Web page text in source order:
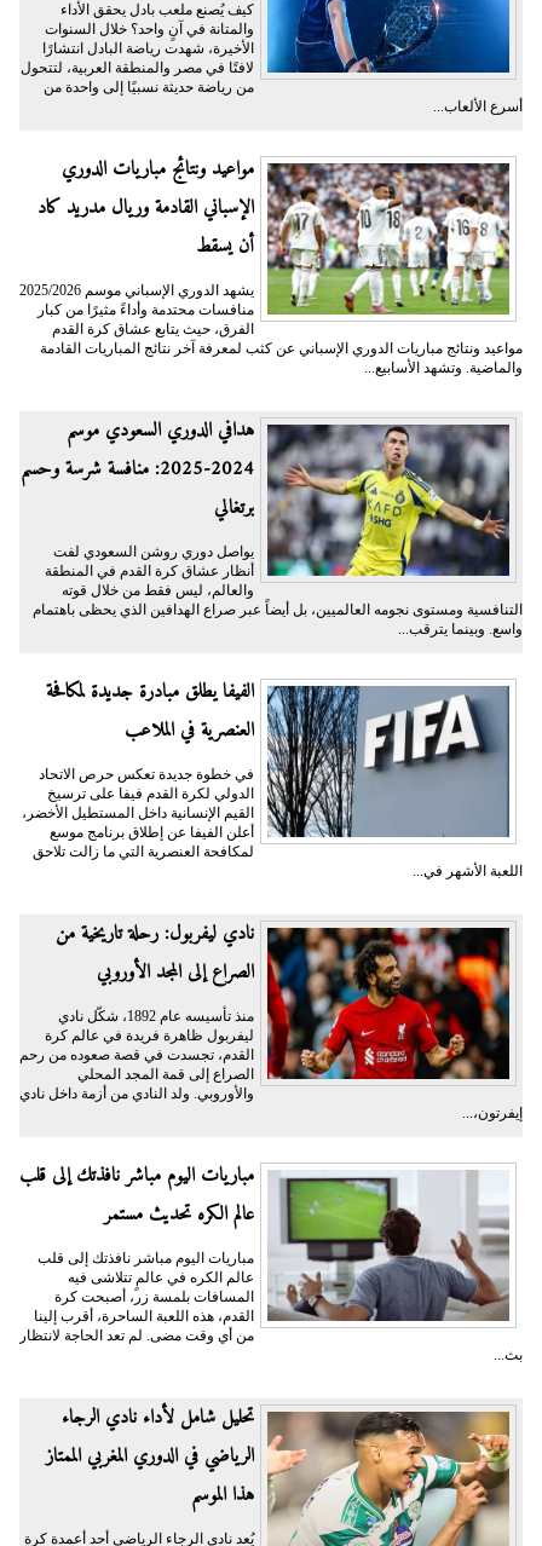
كيف يُصنع ملعب بادل يحقق الأداء
والمتانة في آنٍ واحد؟ خلال السنوات
الأخيرة، شهدت رياضة البادل انتشارًا
لافتًا في مصر والمنطقة العربية، لتتحول
من رياضة حديثة نسبيًا إلى واحدة من
أسرع الألعاب...
مواعيد ونتائج مباريات الدوري
الإسباني القادمة وريال مدريد كاد
أن يسقط
يشهد الدوري الإسباني موسم 2025/2026
منافسات محتدمة وأداءً مثيرًا من كبار
الفرق، حيث يتابع عشاق كرة القدم
مواعيد ونتائج مباريات الدوري الإسباني عن كثب لمعرفة آخر نتائج المباريات القادمة
والماضية. وتشهد الأسابيع...
هدافي الدوري السعودي موسم
2024-2025: منافسة شرسة وحسم
برتغالي
يواصل دوري روشن السعودي لفت
أنظار عشاق كرة القدم في المنطقة
والعالم، ليس فقط من خلال قوته
التنافسية ومستوى نجومه العالميين، بل أيضاً عبر صراع الهدافين الذي يحظى باهتمام
واسع. وبينما يترقب...
الفيفا يطلق مبادرة جديدة لمكافحة
العنصرية في الملاعب
في خطوة جديدة تعكس حرص الاتحاد
الدولي لكرة القدم فيفا على ترسيخ
القيم الإنسانية داخل المستطيل الأخضر،
أعلن الفيفا عن إطلاق برنامج موسع
لمكافحة العنصرية التي ما زالت تلاحق
اللعبة الأشهر في...
نادي ليفربول: رحلة تاريخية من
الصراع إلى المجد الأوروبي
منذ تأسيسه عام 1892، شكّل نادي
ليفربول ظاهرة فريدة في عالم كرة
القدم، تجسدت في قصة صعوده من رحم
الصراع إلى قمة المجد المحلي
والأوروبي. ولد النادي من أزمة داخل نادي
إيفرتون،...
مباريات اليوم مباشر نافذتك إلى قلب
عالم الكره تحديث مستمر
مباريات اليوم مباشر نافذتك إلى قلب
عالم الكره في عالمٍ تتلاشى فيه
المسافات بلمسة زر، أصبحت كرة
القدم، هذه اللعبة الساحرة، أقرب إلينا
من أي وقت مضى. لم تعد الحاجة لانتظار
بث...
تحليل شامل لأداء نادي الرجاء
الرياضي في الدوري المغربي الممتاز
هذا الموسم
يُعد نادي الرجاء الرياضي أحد أعمدة كرة